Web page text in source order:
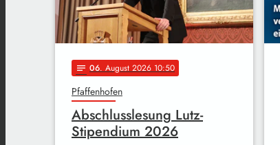
notes 06. August 2026 10:50
Pfaffenhofen
Abschlusslesung Lutz-
Stipendium 2026